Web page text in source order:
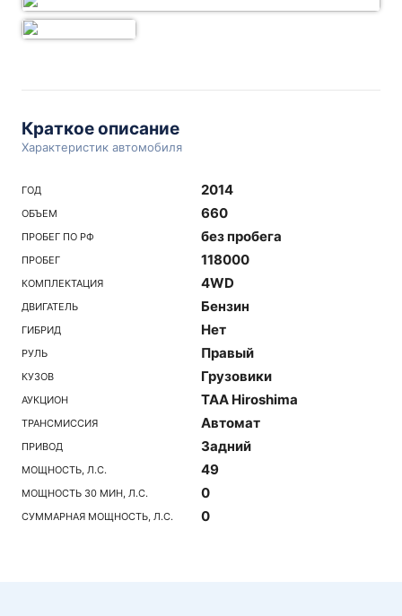
Краткое описание
Характеристик автомобиля
ГОД 2014
ОБЪЕМ 660
ПРОБЕГ ПО РФ без пробега
ПРОБЕГ 118000
КОМПЛЕКТАЦИЯ 4WD
ДВИГАТЕЛЬ Бензин
ГИБРИД Нет
РУЛЬ Правый
КУЗОВ Грузовики
АУКЦИОН TAA Hiroshima
ТРАНСМИССИЯ Автомат
ПРИВОД Задний
МОЩНОСТЬ, Л.С. 49
МОЩНОСТЬ 30 МИН, Л.С. 0
СУММАРНАЯ МОЩНОСТЬ, Л.С. 0